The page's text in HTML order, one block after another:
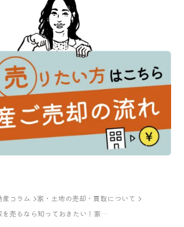
産コラム
家・土地の売却・買取について
家を売るなら知っておきたい！家買取の全貌